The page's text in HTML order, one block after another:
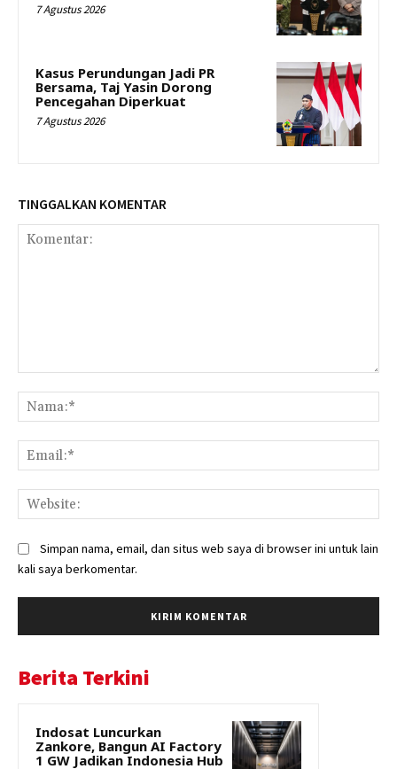
7 Agustus 2026
Kasus Perundungan Jadi PR
Bersama, Taj Yasin Dorong
Pencegahan Diperkuat
7 Agustus 2026
TINGGALKAN KOMENTAR
Simpan nama, email, dan situs web saya di browser ini untuk lain
kali saya berkomentar.
Berita Terkini
Indosat Luncurkan
Zankore, Bangun AI Factory
1 GW Jadikan Indonesia Hub